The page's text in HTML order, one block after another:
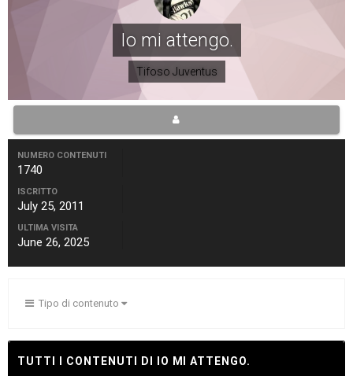
Io mi attengo.
Tifoso Juventus
NUMERO CONTENUTI
1740
ISCRITTO
July 25, 2011
ULTIMA VISITA
June 26, 2025
Tipo di contenuto
TUTTI I CONTENUTI DI IO MI ATTENGO.